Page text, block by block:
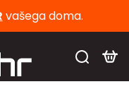
vašega doma.